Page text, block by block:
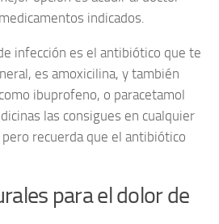
indicados.
infección es el antibiótico que te
es amoxicilina, y también
ibuprofeno, o paracetamol
las consigues en cualquier
recuerda que el antibiótico
para el dolor de